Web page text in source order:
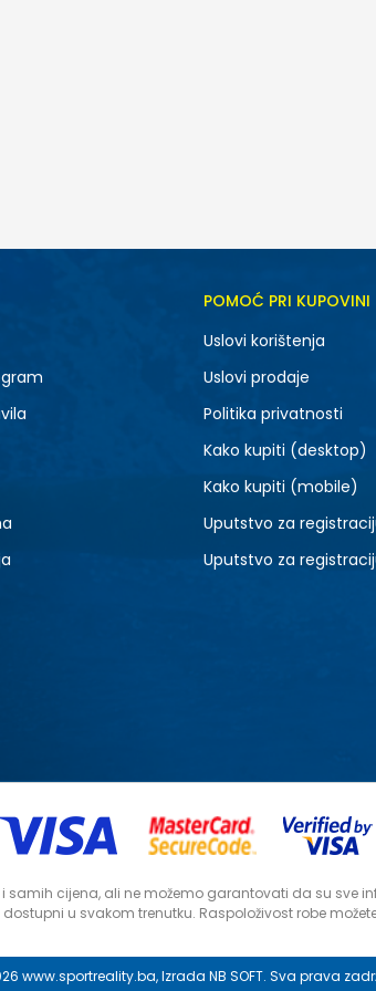
POMOĆ PRI KUPOVINI
Uslovi korištenja
Uslovi prodaje
Politika privatnosti
Kako kupiti (desktop)
Kako kupiti (mobile)
Uputstvo za
Uputstvo za
cijena, ali ne možemo garantovati da su sve
u svakom trenutku. Raspoloživost robe
www.sportreality.ba, Izrada NB SOFT. Sva prava